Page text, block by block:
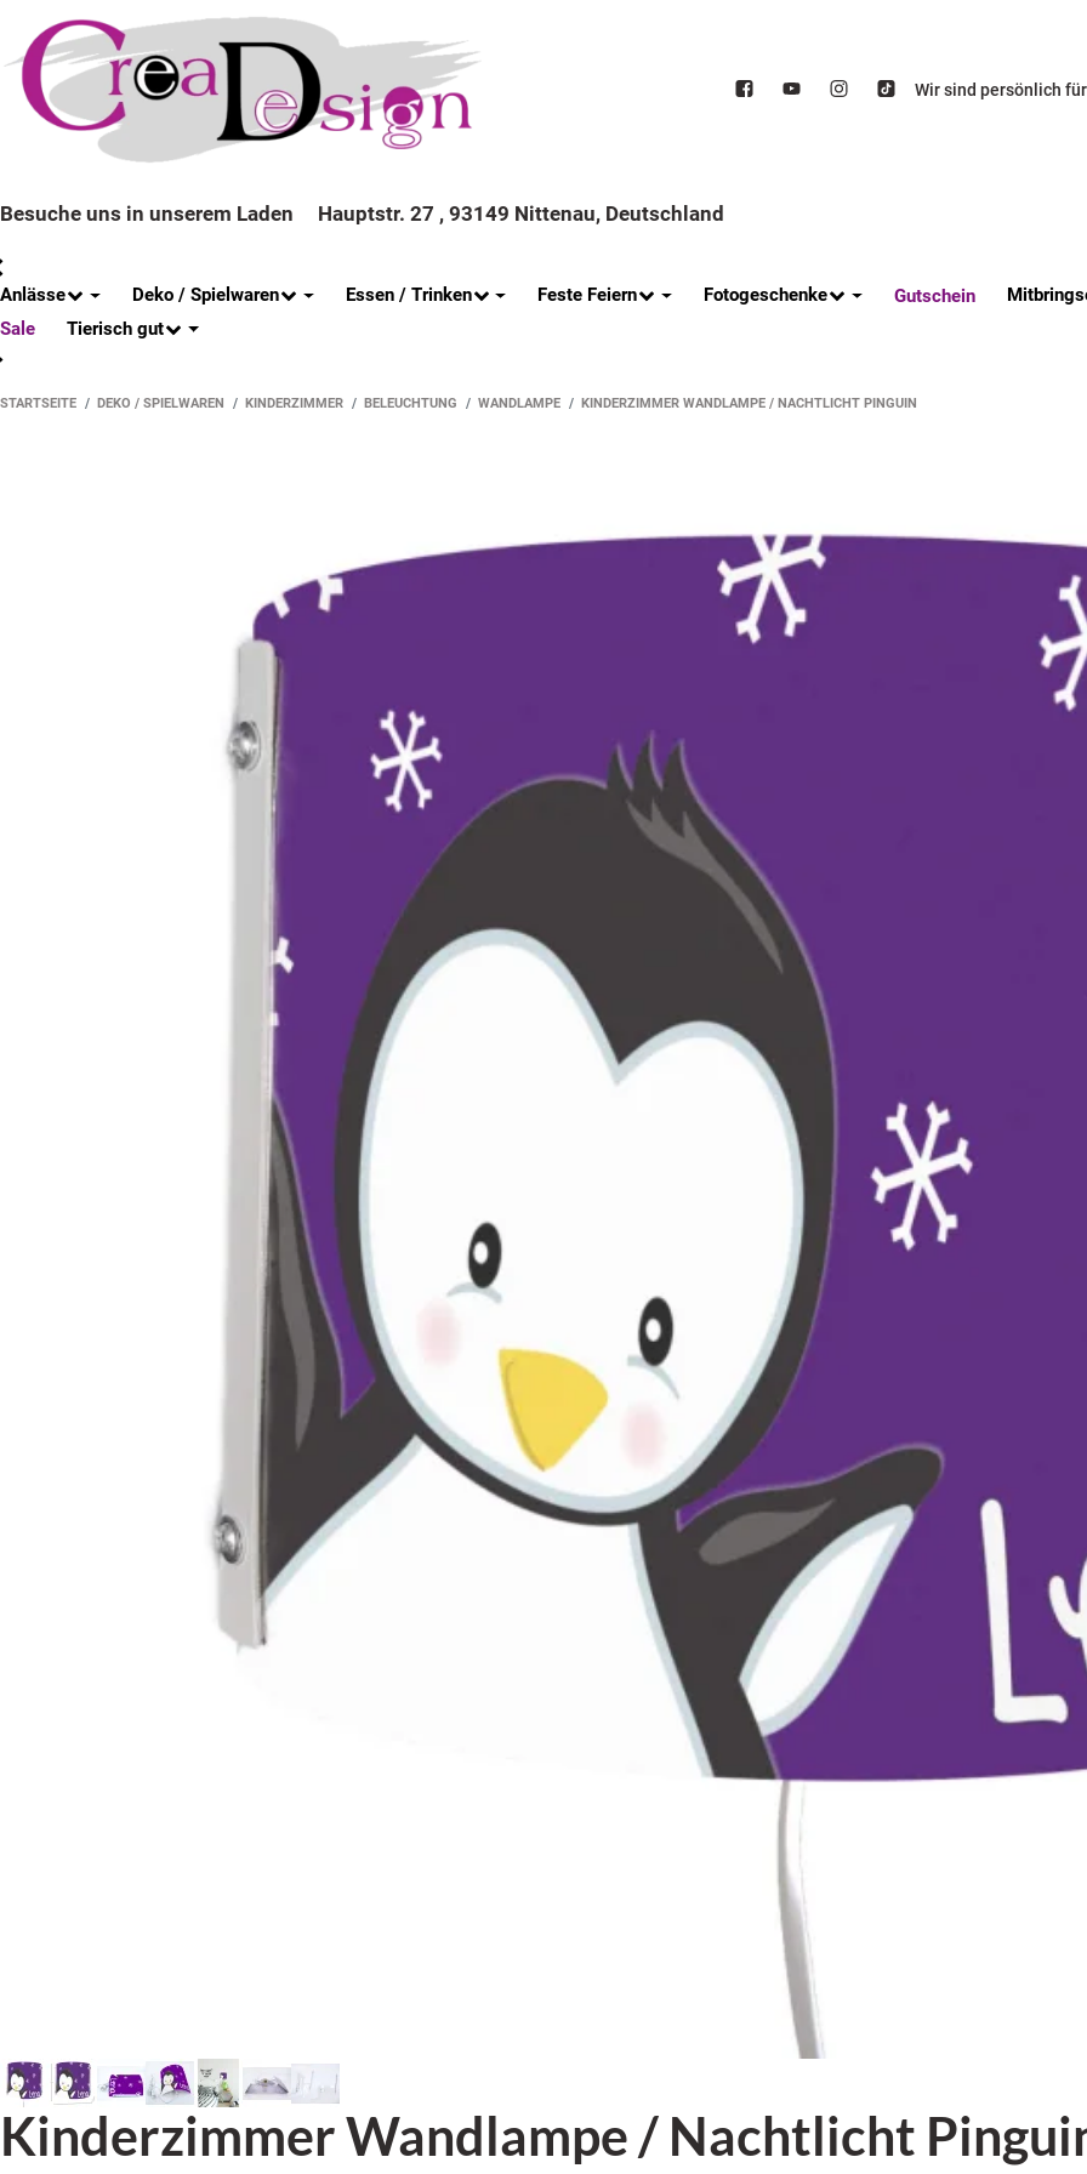
Wir sind persönlich
Besuche uns in unserem Laden Hauptstr. 27 , 93149 Nittenau, Deutschland
Anlässe Deko / Spielwaren Essen / Trinken Feste Feiern Fotogeschenke Gutschein
Sale
Tierisch gut
STARTSEITE DEKO / SPIELWAREN KINDERZIMMER BELEUCHTUNG WANDLAMPE KINDERZIMMER WANDLAMPE / NACHTLICHT PINGUIN
Kinderzimmer Wandlampe / Nachtlicht